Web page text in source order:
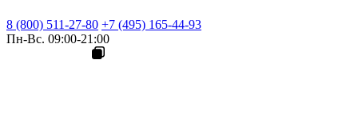
8 (800) 511-27-80 +7 (495) 165-44-93
Пн-Вс. 09:00-21:00